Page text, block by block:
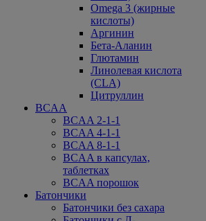
Omega 3 (жирные
кислоты)
Аргинин
Бета-Аланин
Глютамин
Линолевая кислота
(CLA)
Цитруллин
BCAA
BCAA 2-1-1
BCAA 4-1-1
BCAA 8-1-1
BCAA в капсулах,
таблетках
BCAA порошок
Батончики
Батончики без сахара